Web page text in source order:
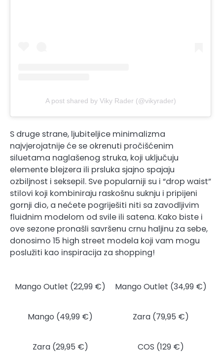
A post shared by Viky Rader (@vikyrader)
S druge strane, ljubiteljice minimalizma
najvjerojatnije će se okrenuti pročišćenim
siluetama naglašenog struka, koji uključuju
elemente blejzera ili prsluka sjajno spajaju
ozbiljnost i seksepil. Sve popularniji su i “drop waist”
stilovi koji kombiniraju raskošnu suknju i pripijeni
gornji dio, a nećete pogriješiti niti sa zavodljivim
fluidnim modelom od svile ili satena. Kako biste i
ove sezone pronašli savršenu crnu haljinu za sebe,
donosimo 15 high street modela koji vam mogu
poslužiti kao inspiracija za shopping!
Mango Outlet (22,99 €) Mango Outlet (34,99 €)
Mango (49,99 €) Zara (79,95 €)
Zara (29,95 €) COS (129 €)